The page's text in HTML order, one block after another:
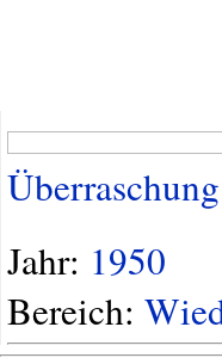
Überraschung
Jahr: 1950
Bereich: